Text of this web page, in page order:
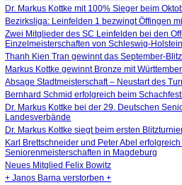
Dr. Markus Kottke mit 100% Sieger beim
Bezirksliga: Leinfelden 1 bezwingt Öffingen
Zwei Mitglieder des SC Leinfelden bei den
Einzelmeisterschaften von Schleswig-
Thanh Kien Tran gewinnt das September-
Markus Kottke gewinnt Bronze mit
Absage Stadtmeisterschaft – Neustart des
Bernhard Schmid erfolgreich beim
Dr. Markus Kottke bei der 29. Deutschen
Landesverbände
Dr. Markus Kottke siegt beim ersten
Karl Brettschneider und Peter Abel
Seniorenmeisterschaften in Magdeburg
Neues Mitglied Felix Bowitz
+ Janos Barna verstorben +